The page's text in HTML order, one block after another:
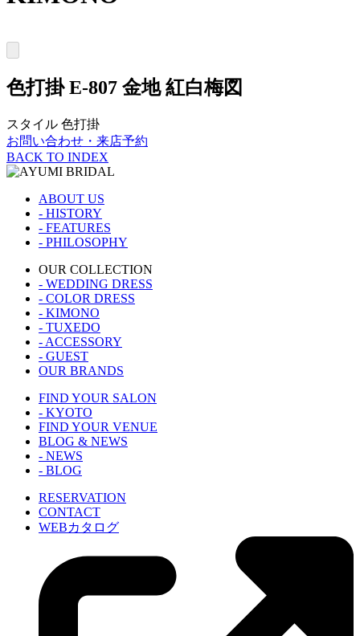
色打掛 E-807 金地 紅白梅図
スタイル 色打掛
お問い合わせ・来店予約
BACK TO INDEX
ABOUT US
- HISTORY
- FEATURES
- PHILOSOPHY
OUR COLLECTION
- WEDDING DRESS
- COLOR DRESS
- KIMONO
- TUXEDO
- ACCESSORY
- GUEST
OUR BRANDS
FIND YOUR SALON
- KYOTO
FIND YOUR VENUE
BLOG & NEWS
- NEWS
- BLOG
RESERVATION
CONTACT
WEBカタログ